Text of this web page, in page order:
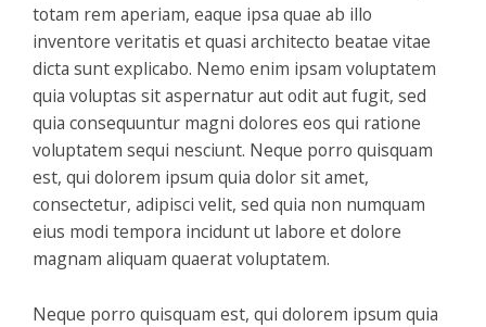
totam rem aperiam, eaque ipsa quae ab illo
inventore veritatis et quasi architecto beatae vitae
dicta sunt explicabo. Nemo enim ipsam voluptatem
quia voluptas sit aspernatur aut odit aut fugit, sed
quia consequuntur magni dolores eos qui ratione
voluptatem sequi nesciunt. Neque porro quisquam
est, qui dolorem ipsum quia dolor sit amet,
consectetur, adipisci velit, sed quia non numquam
eius modi tempora incidunt ut labore et dolore
magnam aliquam quaerat voluptatem.
Neque porro quisquam est, qui dolorem ipsum quia